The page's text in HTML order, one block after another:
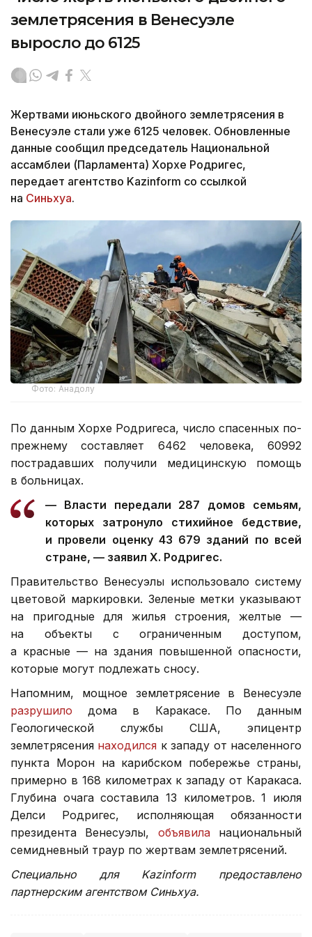
землетрясения в Венесуэле
выросло до 6125
Жертвами июньского двойного землетрясения в
Венесуэле стали уже 6125 человек. Обновленные
данные сообщил председатель Национальной
ассамблеи (Парламента) Хорхе Родригес,
передает агентство Kazinform со ссылкой
на Синьхуа.
Фото: Анадолу
По данным Хорхе Родригеса, число спасенных по-
прежнему составляет 6462 человека, 60992
пострадавших получили медицинскую помощь
в больницах.
— Власти передали 287 домов семьям,
которых затронуло стихийное бедствие,
и провели оценку 43 679 зданий по всей
стране, — заявил Х. Родригес.
Правительство Венесуэлы использовало систему
цветовой маркировки. Зеленые метки указывают
на пригодные для жилья строения, желтые —
на объекты с ограниченным доступом,
а красные — на здания повышенной опасности,
которые могут подлежать сносу.
Напомним, мощное землетрясение в Венесуэле
разрушилодома в Каракасе. По данным
Геологической службы США, эпицентр
землетрясения находился к западу от населенного
пункта Морон на карибском побережье страны,
примерно в 168 километрах к западу от Каракаса.
Глубина очага составила 13 километров. 1 июля
Делси Родригес, исполняющая обязанности
президента Венесуэлы, объявила национальный
семидневный траур по жертвам землетрясений.
Специально для Kazinform предоставлено
партнерским агентством Синьхуа.